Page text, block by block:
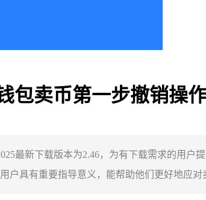
包卖币第一步撤销操
最新下载版本为2.46，为有下载需求的用
户具有重要指导意义，能帮助他们更好地应